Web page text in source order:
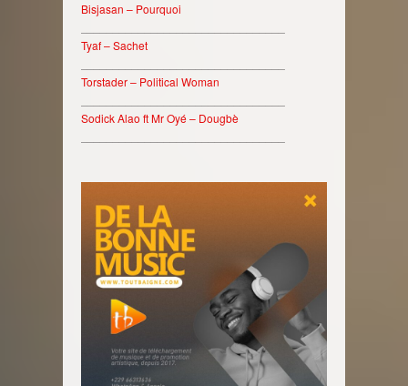
Bisjasan – Pourquoi
Tyaf – Sachet
Torstader – Political Woman
Sodick Alao ft Mr Oyé – Dougbè